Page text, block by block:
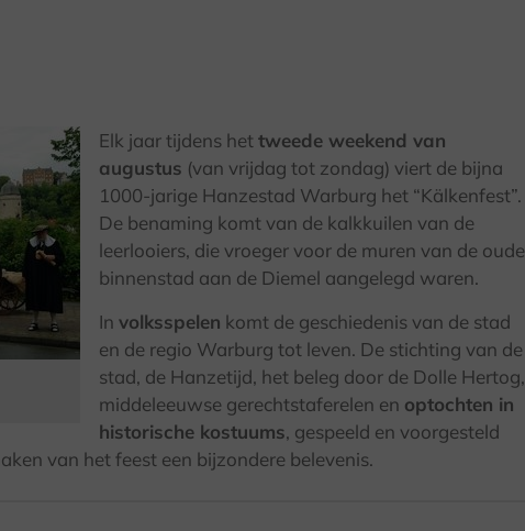
Elk jaar tijdens hettweede weekend van
augustus (van vrijdag tot zondag) viert de bijna
1000-jarige Hanzestad Warburg het “Kälkenfest”.
De benaming komt van de kalkkuilen van de
leerlooiers, die vroeger voor de muren van de oude
binnenstad aan de Diemel aangelegd waren.
In volksspelen komt de geschiedenis van de stad
en de regio Warburg tot leven. De stichting van de
stad, de Hanzetijd, het beleg door de Dolle Hertog,
middeleeuwse gerechtstaferelen en optochten in
historische kostuums, gespeeld en voorgesteld
van het feest een bijzondere belevenis.